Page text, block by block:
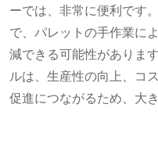
ーでは、非常に便利です
で、パレットの手作業に
減できる可能性がありま
ルは、生産性の向上、コ
促進につながるため、大